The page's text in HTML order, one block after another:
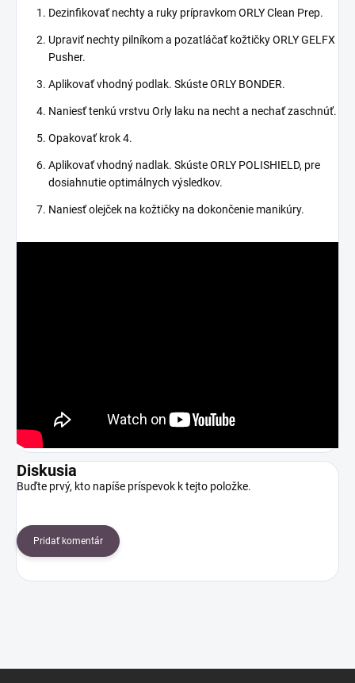
Dezinfikovať nechty a ruky prípravkom ORLY Clean Prep.
Upraviť nechty pilníkom a pozatláčať kožtičky ORLY GELFX
Pusher.
Aplikovať vhodný podlak. Skúste ORLY BONDER.
Naniesť tenkú vrstvu Orly laku na necht a nechať zaschnúť.
Opakovať krok 4.
Aplikovať vhodný nadlak. Skúste ORLY POLISHIELD, pre
dosiahnutie optimálnych výsledkov.
Naniesť olejček na kožtičky na dokončenie manikúry.
Diskusia
Buďte prvý, kto napíše príspevok k tejto položke.
Pridať komentár